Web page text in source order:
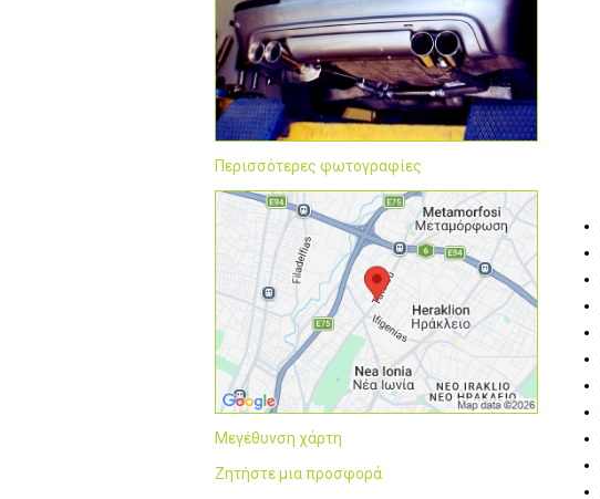
Περισσότερες φωτογραφίες
Μεγέθυνση χάρτη
Ζητήστε μια προσφορά